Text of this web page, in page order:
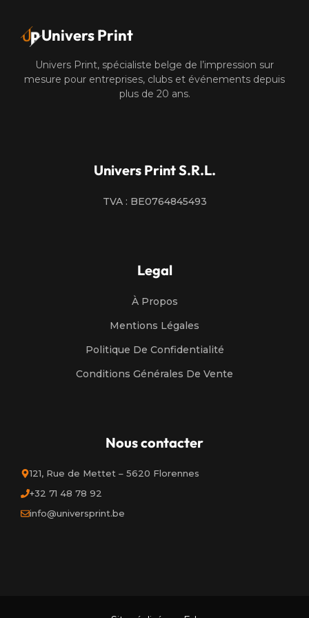
Univers Print
Univers Print, spécialiste belge de l’impression sur
mesure pour entreprises, clubs et événements depuis
plus de 20 ans.
Univers Print S.R.L.
TVA : BE0764845493
Legal
À Propos
Mentions Légales
Politique De Confidentialité
Conditions Générales De Vente
Nous contacter
121, Rue de Mettet – 5620 Florennes
+32 71 48 78 92
info@universprint.be